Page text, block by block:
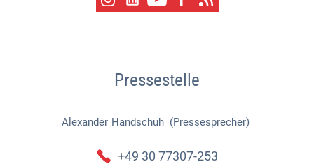
Pressestelle
Alexander Handschuh (Pressesprecher)
Alexander Handschuh
+49 30 77307-253